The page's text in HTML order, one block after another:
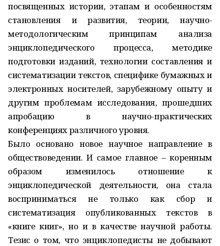
посвященных истории, этапам и особенностям
становления и развития, теории, научно-
методологическим принципам анализа
энциклопедического процесса, методике
подготовки изданий, технологии составления и
систематизации текстов, специфике бумажных и
электронных носителей, зарубежному опыту и
другим проблемам исследования, прошедших
апробацию в научно-практических
конференциях различного уровня.
Было основано новое научное направление в
обществоведении. И самое главное – коренным
образом изменилось отношение к
энциклопедической деятельности, она стала
восприниматься не только как сбор и
систематизация опубликованных текстов в
«книге книг», но и в качестве научной работы.
Тезис о том, что энциклопедисты не добывают